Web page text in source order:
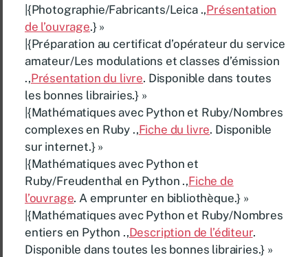
|{Photographie/Fabricants/Leica .,Présentation
de l’ouvrage.} »
|{Préparation au certificat d’opérateur du service
amateur/Les modulations et classes d’émission
.,Présentation du livre. Disponible dans toutes
les bonnes librairies.} »
|{Mathématiques avec Python et Ruby/Nombres
complexes en Ruby .,Fiche du livre. Disponible
sur internet.} »
|{Mathématiques avec Python et
Ruby/Freudenthal en Python .,Fiche de
l’ouvrage. A emprunter en bibliothèque.} »
|{Mathématiques avec Python et Ruby/Nombres
entiers en Python .,Description de l’éditeur.
Disponible dans toutes les bonnes librairies.} »